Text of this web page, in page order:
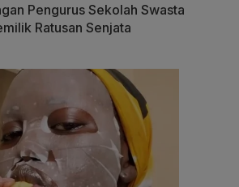
Pengurus Sekolah Swasta
Ratusan Senjata